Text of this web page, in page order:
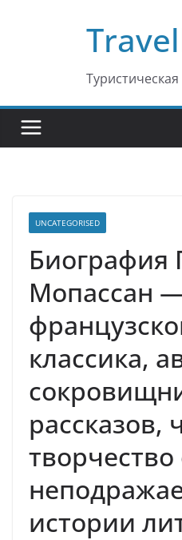
UNCATEGORISED
Биография
Мопассан
классика,
рассказов,
истории